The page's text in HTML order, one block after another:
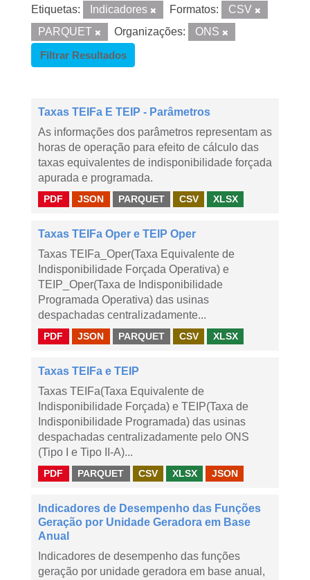
Etiquetas: Indicadores Formatos:
CSV
PARQUET
Organizações:
ONS
Filtrar Resultados
Taxas TEIFa E TEIP - Parâmetros
As informações dos parâmetros representam as
horas de operação para efeito de cálculo das
taxas equivalentes de indisponibilidade forçada
apurada e programada.
PDF JSON PARQUET CSV XLSX
Taxas TEIFa Oper e TEIP Oper
Taxas TEIFa_Oper(Taxa Equivalente de
Indisponibilidade Forçada Operativa) e
TEIP_Oper(Taxa de Indisponibilidade
Programada Operativa) das usinas
despachadas centralizadamente...
PDF JSON PARQUET CSV XLSX
Taxas TEIFa e TEIP
Taxas TEIFa(Taxa Equivalente de
Indisponibilidade Forçada) e TEIP(Taxa de
Indisponibilidade Programada) das usinas
despachadas centralizadamente pelo ONS
(Tipo I e Tipo II-A)...
PDF PARQUET CSV XLSX JSON
Indicadores de Desempenho das Funções
Geração por Unidade Geradora em Base
Anual
Indicadores de desempenho das funções
geração por unidade geradora em base anual,